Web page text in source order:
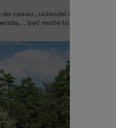
czasu „ucieczki od miasta”,
być może to jest